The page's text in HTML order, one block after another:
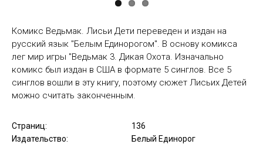
Комикс Ведьмак. Лисьи Дети переведен и издан на
русский язык "Белым Единорогом". В основу комикса
лег мир игры "Ведьмак 3. Дикая Охота. Изначально
комикс был издан в США в формате 5 синглов. Все 5
синглов вошли в эту книгу, поэтому сюжет Лисьих Детей
можно считать законченным.
Страниц:
136
Издательство:
Белый Единорог